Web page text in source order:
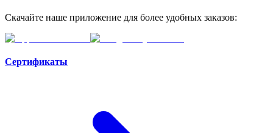
Скачайте наше приложение для более удобных заказов:
Сертификаты